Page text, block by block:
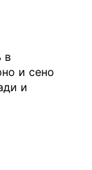
в
и сено
и